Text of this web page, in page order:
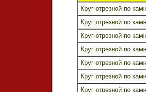
Круг отрезной по
Круг отрезной по
Круг отрезной по
Круг отрезной по
Круг отрезной по
Круг отрезной по
Круг отрезной по